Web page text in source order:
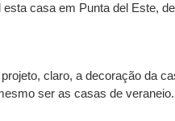
esta casa em Punta del Este,
claro, a decoração da
ser as casas de veraneio.